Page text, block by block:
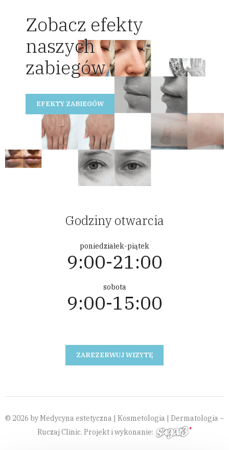
Zobacz efekty
naszych
zabiegów
EFEKTY ZABIEGÓW
Godziny otwarcia
poniedziałek-piątek
9:00-21:00
sobota
9:00-15:00
ZAREZERWUJ WIZYTĘ
© 2026 by Medycyna estetyczna | Kosmetologia | Dermatologia –
Ruczaj Clinic. Projekt i wykonanie: